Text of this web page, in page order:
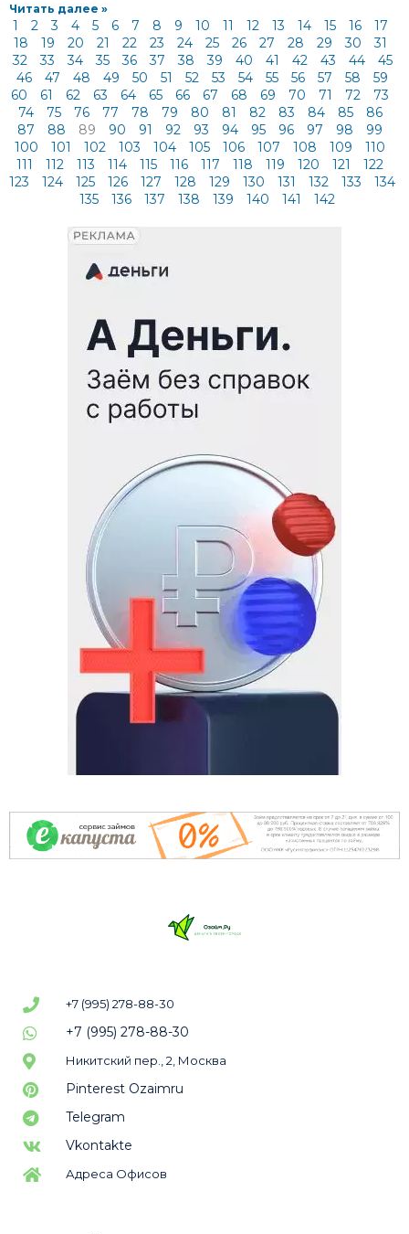
Читать далее »
1 2 3 4 5 6 7 8 9 10 11 12 13 14 15 16
17
18
19 20 21 22 23 24 25 26 27 28 29 30
31
32
33 34 35 36 37 38 39 40 41 42 43 44
45
46
47 48 49 50 51 52 53 54 55 56 57 58
59
60
61 62 63 64 65 66 67 68 69 70 71 72
73
74
75 76 77 78 79 80 81 82 83 84 85
86
87
88 89 90 91 92 93 94 95 96 97 98
99
100
101 102 103 104 105 106 107 108 109
110
111
112 113 114 115 116 117 118 119 120 121
122
123
124 125 126 127 128 129 130 131 132 133
134
135
136 137 138 139 140 141 142
+7 (995) 278-88-30
+7 (995) 278-88-30
Никитский пер., 2, Москва
Pinterest Ozaimru
Telegram
Vkontakte
Адреса Офисов